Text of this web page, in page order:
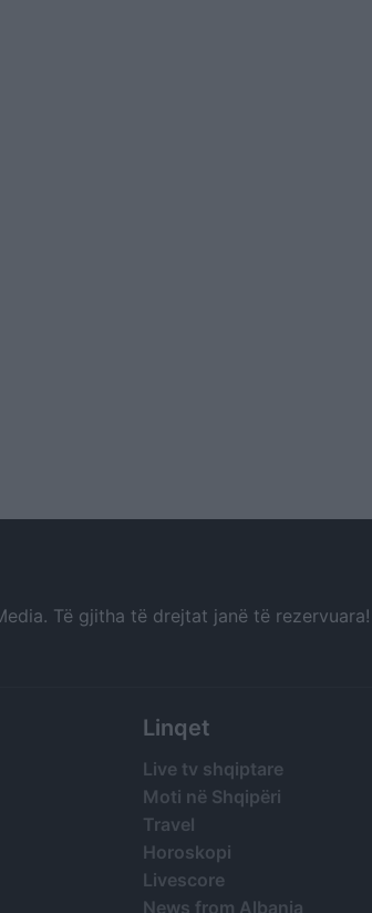
Të gjitha të drejtat janë të rezervuara!
Linqet
Live tv shqiptare
Moti në Shqipëri
Travel
Horoskopi
Livescore
News from Albania